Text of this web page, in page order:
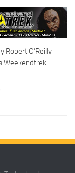
Robert O’Reilly
Weekendtrek